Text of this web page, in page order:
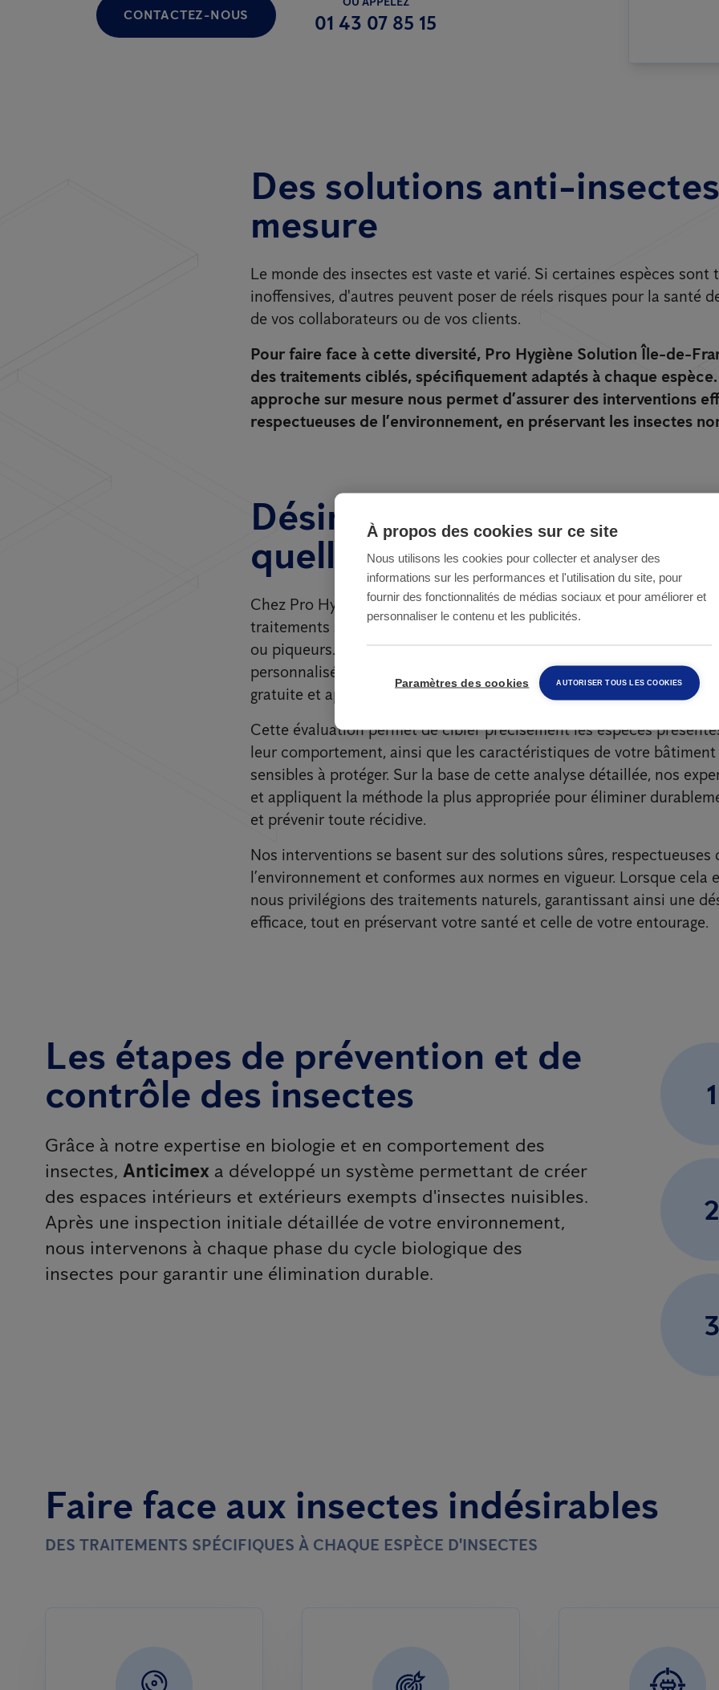
CONTACTEZ-NOUS 01 43 07 85 15
Des solutions anti-
mesure
Le monde des insectes est vaste et varié. Si certaines espèces sont
inoffensives, d'autres peuvent poser de réels risques pour la santé
de vos collaborateurs ou de vos clients.
Pour faire face à cette diversité, Pro Hygiène Solution Île-de-
des traitements ciblés, spécifiquement adaptés à chaque
approche sur mesure nous permet d’assurer des interventions
respectueuses de l’environnement, en préservant les insectes
Désinsectisation à Saint-
quelles solutions sont
Chez Pro Hygiène Solution, en Île-de-France, nous mettons en
traitements spécifiques contre tous types d'insectes nuisibles :
ou piqueurs. Chaque situation étant unique, nous privilégions une
personnalisée. Ainsi, nos techniciens réalisent systématiquement
gratuite et approfondie de votre domicile ou de votre établissement.
Cette évaluation permet de cibler précisément les espèces
leur comportement, ainsi que les caractéristiques de votre bâtiment
sensibles à protéger. Sur la base de cette analyse détaillée, nos
et appliquent la méthode la plus appropriée pour éliminer
et prévenir toute récidive.
Nos interventions se basent sur des solutions sûres, respectueuses
l’environnement et conformes aux normes en vigueur. Lorsque cela
nous privilégions des traitements naturels, garantissant ainsi une
efficace, tout en préservant votre santé et celle de votre entourage.
Les étapes de prévention et de
contrôle des insectes
Grâce à notre expertise en biologie et en comportement des
insectes, Anticimex a développé un système permettant de créer
des espaces intérieurs et extérieurs exempts d'insectes nuisibles.
Après une inspection initiale détaillée de votre environnement,
nous intervenons à chaque phase du cycle biologique des
insectes pour garantir une élimination durable.
1
2
3
Faire face aux insectes indésirables
DES TRAITEMENTS SPÉCIFIQUES À CHAQUE ESPÈCE D'INSECTES
À propos des cookies sur ce site
Nous utilisons les cookies pour collecter et analyser des
informations sur les performances et l'utilisation du site, pour
fournir des fonctionnalités de médias sociaux et pour améliorer et
personnaliser le contenu et les publicités.
Paramètres des cookies AUTORISER TOUS LES COOKIES